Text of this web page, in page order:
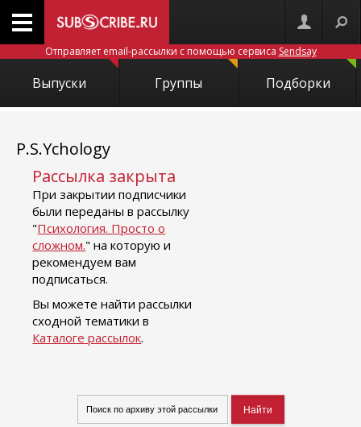
Отправляет email-рассылки с помощью сервиса Sendsay
Выпуски Группы Подборки
P.S.Ychology
Рассылка закрыта
При закрытии подписчики
были переданы в рассылку
"Психология. Просто о
сложном." на которую и
рекомендуем вам
подписаться.
Вы можете найти рассылки
сходной тематики в
Каталоге рассылок.